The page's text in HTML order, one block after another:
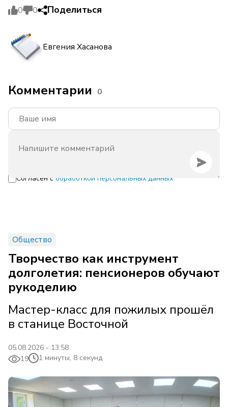
0 0 Поделиться
Евгения Хасанова
Комментарии 0
Согласен с обработкой персональных данных
Общество
Творчество как инструмент
долголетия: пенсионеров обучают
рукоделию
Мастер-класс для пожилых прошёл
в станице Восточной
05.08.2026 - 13:58
19
1 минуты, 8 секунд